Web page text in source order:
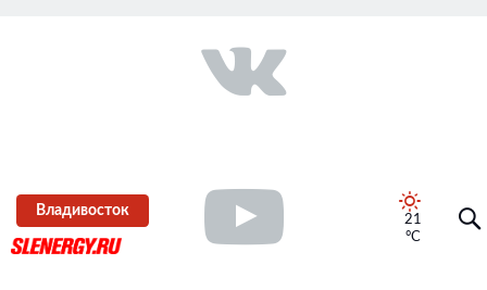
Владивосток
21
°C